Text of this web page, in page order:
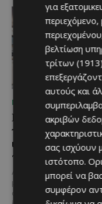
ΜΈΝΟΥΜΕ
Η Mercedes-Benz
γιορτάζει έναν
ιστορίας και
προς το μέλλον
Λίγες
μπορούν να ισχυριστούν
όνομά τους έγινε
για
βελτίωση
τρίτων
αυτούς και
ακριβών
σας ισχύουν
ιστότοπο.
μπορεί να
συμφέρον